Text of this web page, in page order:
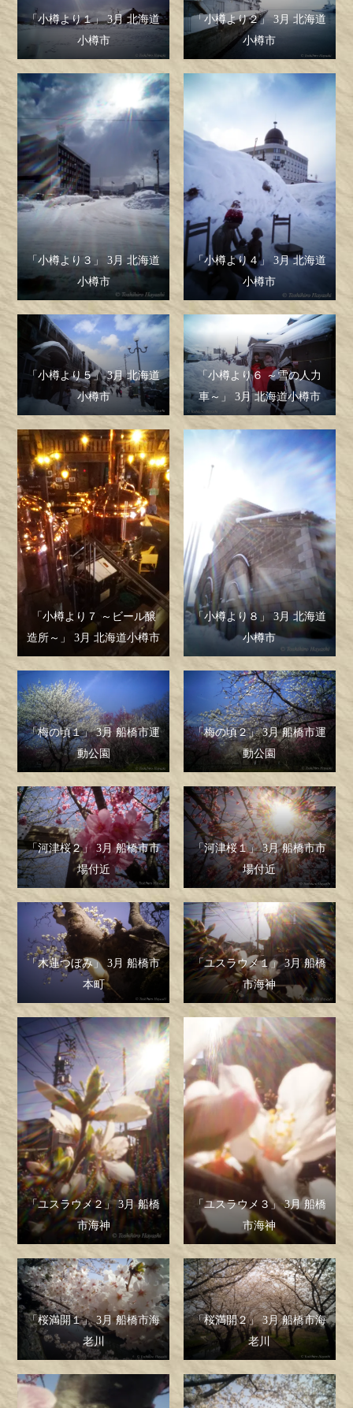
「小樽より１」 3月 北海道
小樽市
「小樽より２」 3月 北海道
小樽市
「小樽より３」 3月 北海道
小樽市
「小樽より４」 3月 北海道
小樽市
「小樽より５」 3月 北海道
小樽市
「小樽より６ ～雪の人力
車～」 3月 北海道小樽市
「小樽より７ ～ビール醸
造所～」 3月 北海道小樽市
「小樽より８」 3月 北海道
小樽市
「梅の頃１」 3月 船橋市運
動公園
「梅の頃２」 3月 船橋市運
動公園
「河津桜２」 3月 船橋市市
場付近
「河津桜１」 3月 船橋市市
場付近
「木蓮つぼみ」 3月 船橋市
本町
「ユスラウメ１」 3月 船橋
市海神
「ユスラウメ２」 3月 船橋
市海神
「ユスラウメ３」 3月 船橋
市海神
「桜満開１」 3月 船橋市海
老川
「桜満開２」 3月 船橋市海
老川